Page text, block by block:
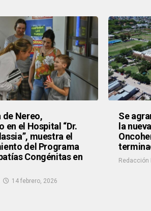
de Nereo,
en el Hospital “Dr.
muestra el
del Programa
Congénitas en
14 febrero, 2026
Se
la
Redacción